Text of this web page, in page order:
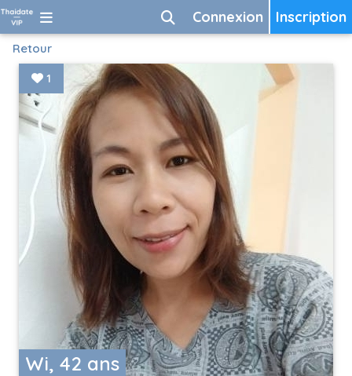
Inscription
Connexion
Retour
Wi, 42 ans
1